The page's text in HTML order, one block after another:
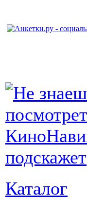
Каталог